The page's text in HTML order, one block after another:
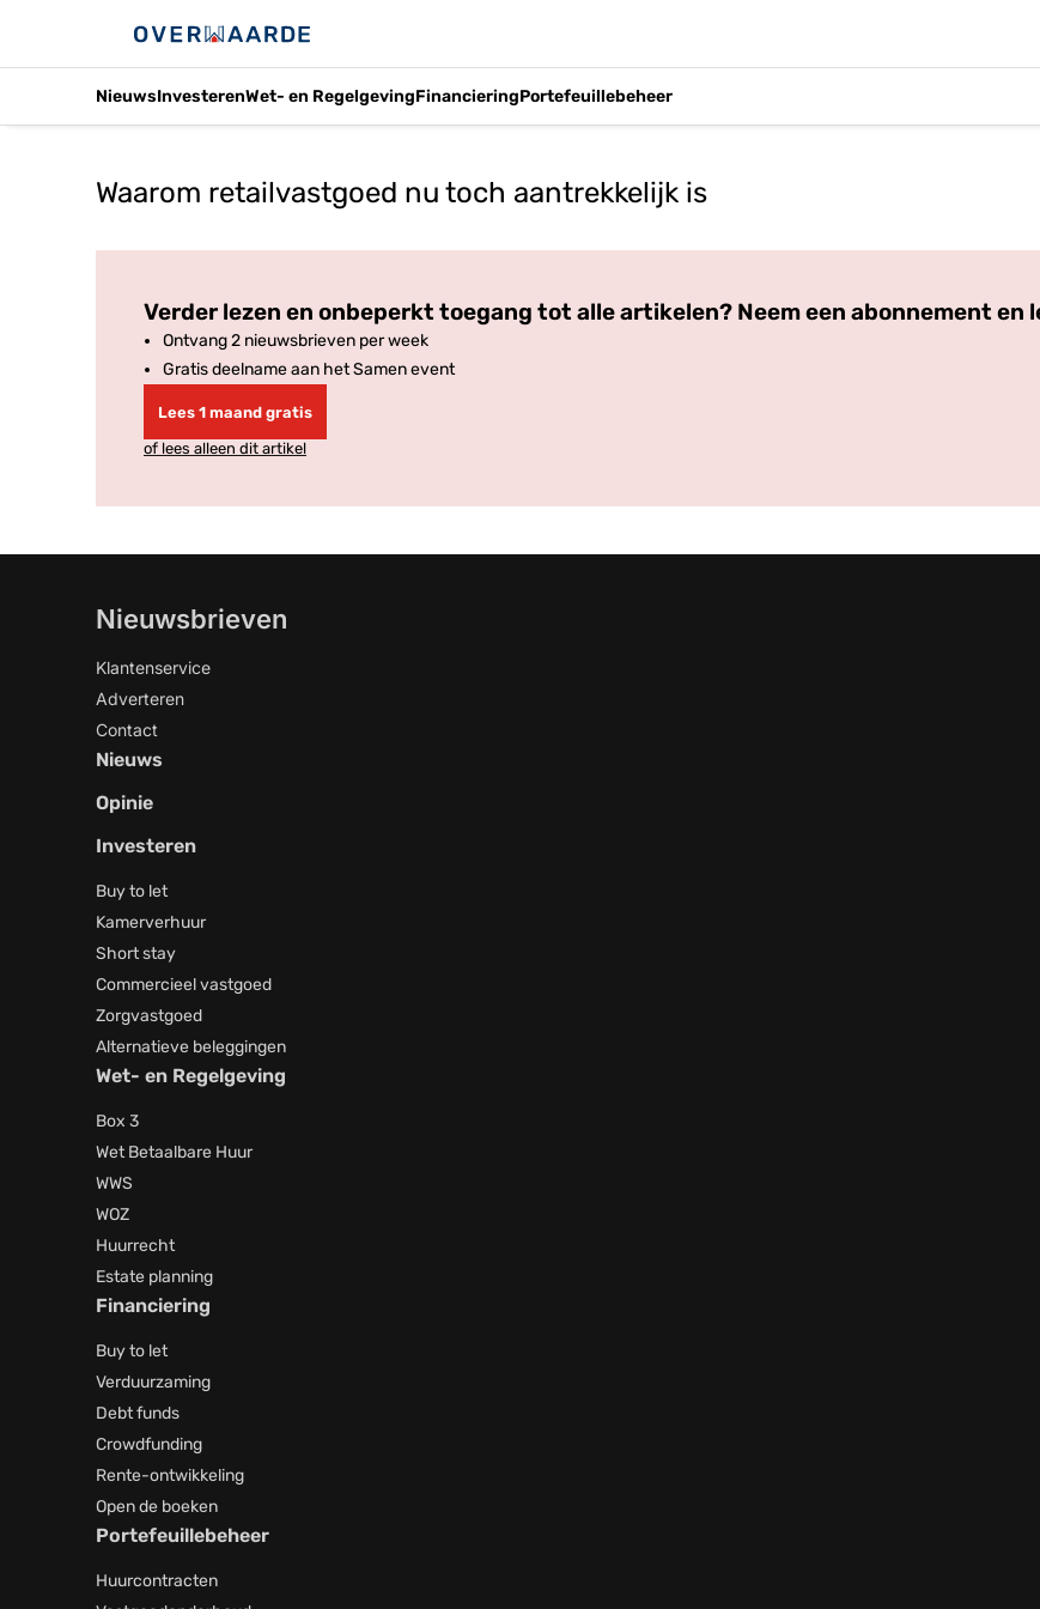
NieuwsInvesterenWet- en RegelgevingFinancieringPortefeuillebeheer
Waarom retailvastgoed nu toch aantrekkelijk is
Verder lezen en onbeperkt toegang tot alle artikelen? Neem een abonnement en
Ontvang 2 nieuwsbrieven per week
Gratis deelname aan het Samen event
Lees 1 maand gratis
of lees alleen dit artikel
Nieuwsbrieven
Klantenservice
Adverteren
Contact
Nieuws
Opinie
Investeren
Buy to let
Kamerverhuur
Short stay
Commercieel vastgoed
Zorgvastgoed
Alternatieve beleggingen
Wet- en Regelgeving
Box 3
Wet Betaalbare Huur
WWS
WOZ
Huurrecht
Estate planning
Financiering
Buy to let
Verduurzaming
Debt funds
Crowdfunding
Rente-ontwikkeling
Open de boeken
Portefeuillebeheer
Huurcontracten